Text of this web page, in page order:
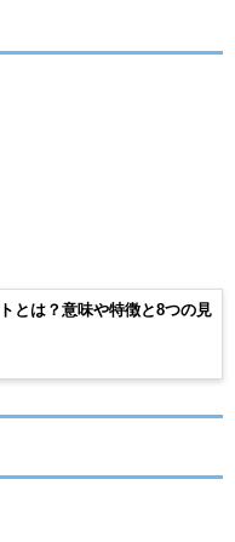
とは？意味や特徴と8つの見